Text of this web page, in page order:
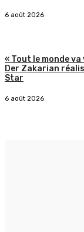
6 août 2026
« Tout le monde
Der Zakarian
Star
6 août 2026